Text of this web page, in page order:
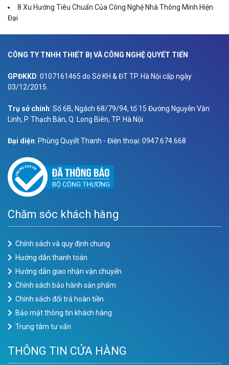
8 Xu Hướng Tiêu Chuẩn Của Công Nghệ Nhà Thông Minh Hiện
Đại
CÔNG TY TNHH THIẾT BỊ VÀ CÔNG NGHỆ QUYẾT TIẾN
GPĐKKD: 0107161465 do Sở KH & ĐT TP. Hà Nội cấp ngày
03/12/2015.
Trụ sở chính: Số 6B, Ngách 68/79/94, tổ 15 Đường Nguyễn Văn
Linh, P. Thạch Bàn, Q. Long Biên, TP. Hà Nội.
Đại diện: Phùng Quyết Thanh - Điện thoại: 0947.674.668
Chăm sóc khách hàng
Chính sách và quy định chung
Hướng dẫn thanh toán
Hướng dẫn giao nhận vận chuyển
Chính sách bảo hành sản phẩm
Chính sách đổi trả hoàn tiền
Bảo mật thông tin khách hàng
Trung tâm tư vấn
THÔNG TIN CỬA HÀNG